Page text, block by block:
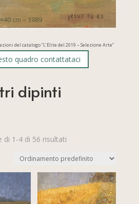
cm – 1989
del catalogo “L’Elite del 2019 – Selezione Arte”
quadro contattataci
dipinti
di 1-4 di 56 risultati